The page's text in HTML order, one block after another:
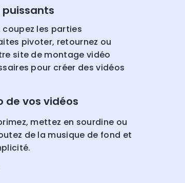
puissants
coupez les parties
pivoter, retournez ou
site de montage vidéo
pour créer des vidéos
de vos vidéos
mettez en sourdine ou
de la musique de fond et